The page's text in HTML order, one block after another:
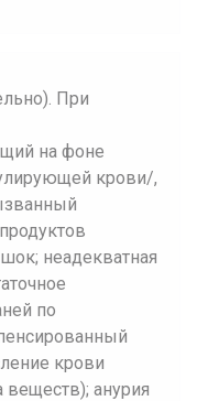
При
на фоне
крови/,
неадекватная
по
крови
анурия